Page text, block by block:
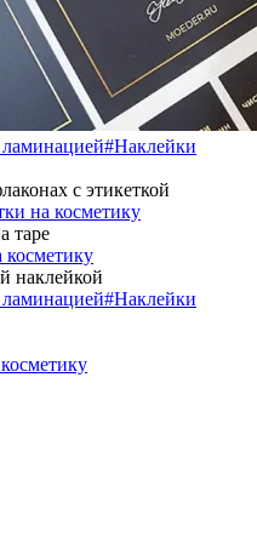
#Наклейки
на косметику
косметику
#Наклейки